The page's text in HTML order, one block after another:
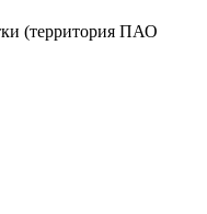
(территория ПАО